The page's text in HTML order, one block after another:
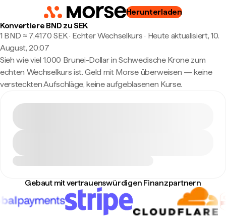
Herunterladen
Konvertiere BND zu SEK
1 BND ≈ 7,4170 SEK · Echter Wechselkurs · Heute aktualisiert, 10.
August, 20:07
Sieh wie viel 1.000 Brunei-Dollar in Schwedische Krone zum
echten Wechselkurs ist. Geld mit Morse überweisen — keine
versteckten Aufschläge, keine aufgeblasenen Kurse.
Gebaut mit vertrauenswürdigen Finanzpartnern